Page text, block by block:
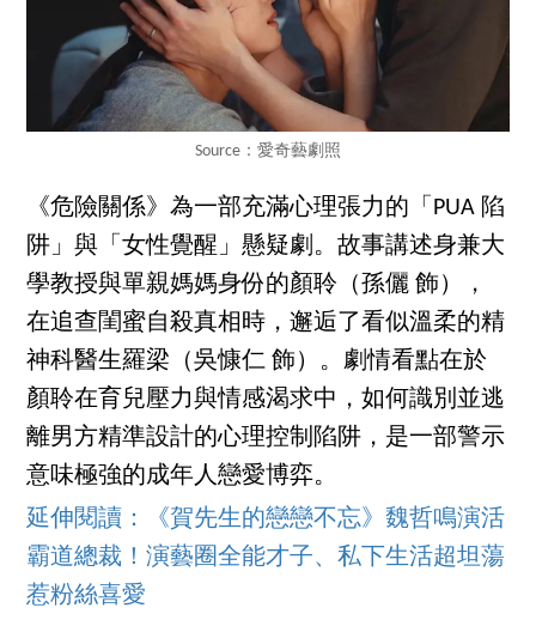
Source：愛奇藝劇照
《危險關係》為一部充滿心理張力的「PUA 陷
阱」與「女性覺醒」懸疑劇。故事講述身兼大
學教授與單親媽媽身份的顏聆（孫儷 飾），
在追查閨蜜自殺真相時，邂逅了看似溫柔的精
神科醫生羅梁（吳慷仁 飾）。劇情看點在於
顏聆在育兒壓力與情感渴求中，如何識別並逃
離男方精準設計的心理控制陷阱，是一部警示
意味極強的成年人戀愛博弈。
延伸閱讀：《賀先生的戀戀不忘》魏哲鳴演活
霸道總裁！演藝圈全能才子、私下生活超坦蕩
惹粉絲喜愛